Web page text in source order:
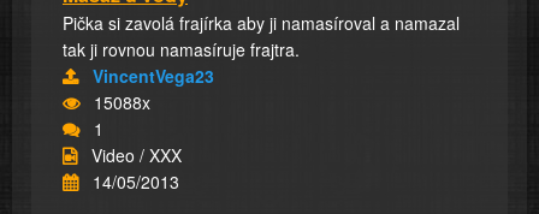
Pička si zavolá frajírka aby ji namasíroval a namazal
tak ji rovnou namasíruje frajtra.
VincentVega23
15088x
1
Video / XXX
14/05/2013